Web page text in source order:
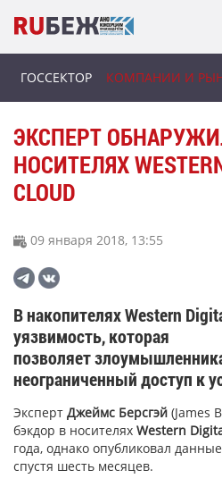
ГОССЕКТОР КОМПАНИИ И
ЭКСПЕРТ
НОСИТЕЛЯХ
CLOUD
09 января 2018, 13:55
В накопителях Western
уязвимость, которая
позволяет
неограниченный доступ к
Эксперт Джеймс Берсгэй (James
бэкдор в носителях Western
года, однако опубликовал
спустя шесть месяцев.